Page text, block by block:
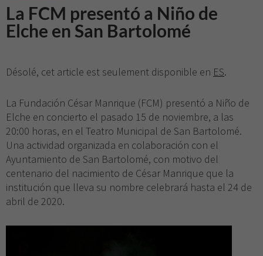
La FCM presentó a Niño de
Elche en San Bartolomé
Désolé, cet article est seulement disponible en ES.
La Fundación César Manrique (FCM) presentó a Niño de
Elche en concierto el pasado 15 de noviembre, a las
20:00 horas, en el Teatro Municipal de San Bartolomé.
Una actividad organizada en colaboración con el
Ayuntamiento de San Bartolomé, con motivo del
centenario del nacimiento de César Manrique que la
institución que lleva su nombre celebrará hasta el 24 de
abril de 2020.